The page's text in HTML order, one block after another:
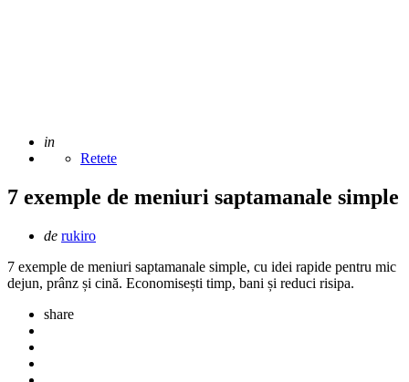
Adaugat
in
Retete
7 exemple de meniuri saptamanale simple
Scris
de rukiro
7 exemple de meniuri saptamanale simple, cu idei rapide pentru mic
dejun, prânz și cină. Economisești timp, bani și reduci risipa.
share